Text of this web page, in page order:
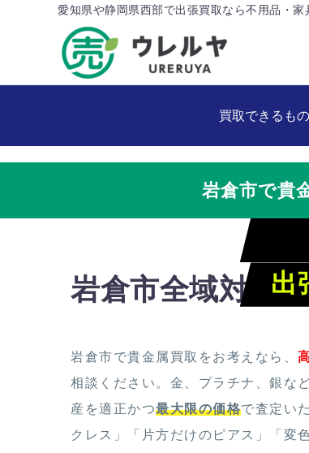
愛知県や静岡県西部で出張買取なら不用品・
買取できるもの
岩倉市で貴
出
岩倉市全域対応
岩倉市で貴金属買取をお考えなら、
相談ください。金、プラチナ、銀な
産を適正かつ最大限の価格で査定い
クレス」「片方だけのピアス」「変